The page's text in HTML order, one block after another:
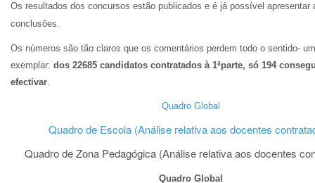
Os resultados dos concursos estão publicados e é já possível apresentar
conclusões.
Os números são tão claros que os comentários perdem todo o sentido-
exemplar: dos 22685 candidatos contratados à 1ªparte, só 194
efectivar.
Quadro Global
Quadro de Escola (Análise relativa aos docentes
Quadro de Zona Pedagógica (Análise relativa aos docentes
Quadro Global